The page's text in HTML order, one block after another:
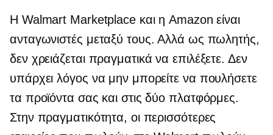
Η Walmart Marketplace και η Amazon είναι
ανταγωνιστές μεταξύ τους. Αλλά ως πωλητής,
δεν χρειάζεται πραγματικά να επιλέξετε. Δεν
υπάρχει λόγος να μην μπορείτε να πουλήσετε
τα προϊόντα σας και στις δύο πλατφόρμες.
Στην πραγματικότητα, οι περισσότερες